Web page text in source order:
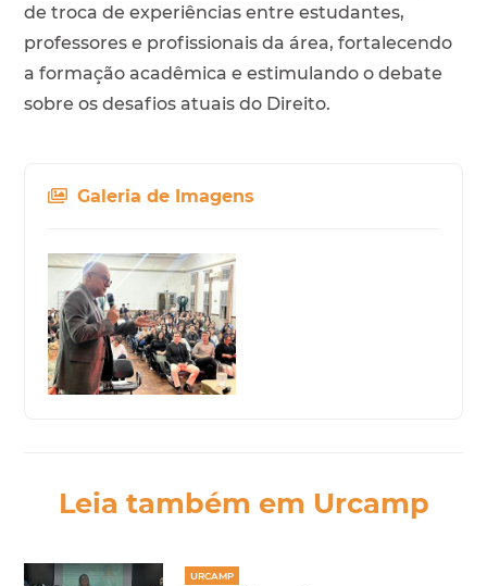
de troca de experiências entre estudantes,
professores e profissionais da área, fortalecendo
a formação acadêmica e estimulando o debate
sobre os desafios atuais do Direito.
Galeria de Imagens
Leia também em Urcamp
URCAMP